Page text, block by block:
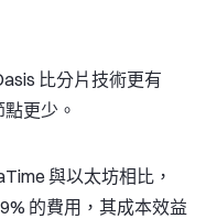
比分片技術更有
更少。
與以太坊相比，
的費用，其成本效益